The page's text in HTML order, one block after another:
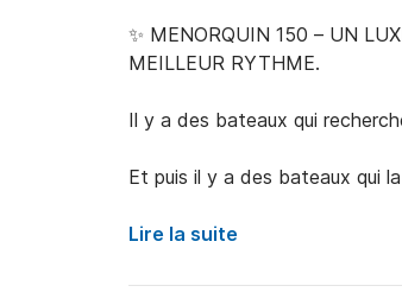
✨ MENORQUIN 150 – UN
MEILLEUR RYTHME.
Il y a des bateaux qui
Et puis il y a des bateaux qui
Le Menorquin 150 appartient
connaissent la mer et savent
Lire la suite